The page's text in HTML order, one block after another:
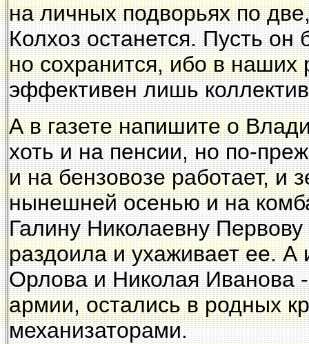
на личных подворьях по
Колхоз останется. Пусть он
но сохранится, ибо в наших
эффективен лишь
А в газете напишите о
хоть и на пенсии, но по-
и на бензовозе работает, и
нынешней осенью и на
Галину Николаевну
раздоила и ухаживает ее.
Орлова и Николая Иванова
армии, остались в родных
механизаторами.